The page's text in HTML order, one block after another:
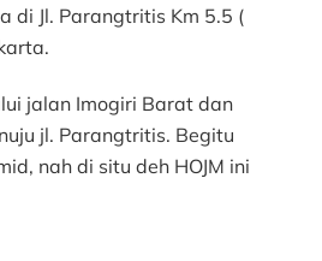
di Jl. Parangtritis Km 5.5 (
jalan Imogiri Barat dan
jl. Parangtritis. Begitu
nah di situ deh HOJM ini